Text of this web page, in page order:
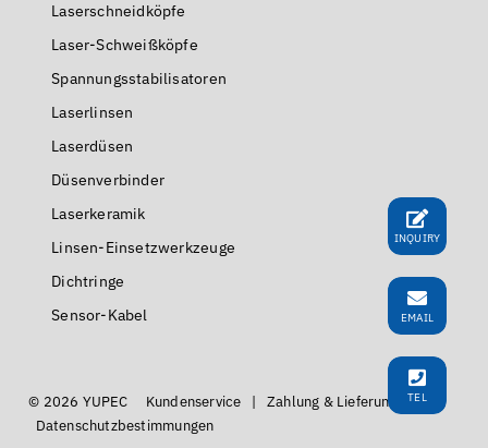
Laserschneidköpfe
Laser-Schweißköpfe
Spannungsstabilisatoren
Laserlinsen
Laserdüsen
Düsenverbinder
Laserkeramik
Linsen-Einsetzwerkzeuge
Dichtringe
Sensor-Kabel
© 2026 YUPEC Kundenservice | Zahlung & Lieferung
|
Datenschutzbestimmungen
INQUIRY
EMAIL
TEL